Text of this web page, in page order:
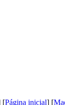
[Página inicial] [